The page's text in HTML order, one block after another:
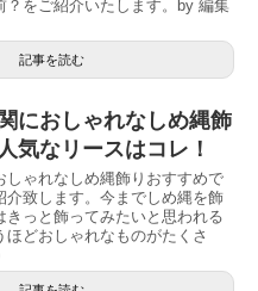
？をご紹介いたします。by 編集
記事を読む
におしゃれなしめ縄飾
気なリースはコレ！
しゃれなしめ縄飾りおすすめで
介致します。今までしめ縄を飾
きっと飾ってみたいと思われる
ほどおしゃれなものがたくさ